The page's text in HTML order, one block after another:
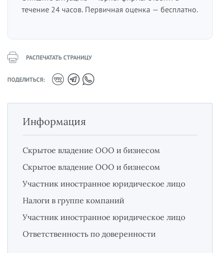
течение 24 часов. Первичная оценка — бесплатно.
РАСПЕЧАТАТЬ СТРАНИЦУ
ПОДЕЛИТЬСЯ:
Информация
Скрытое владение ООО и бизнесом
Скрытое владение ООО и бизнесом
Участник иностранное юридическое лицо
Налоги в группе компаний
Участник иностранное юридическое лицо
Ответственность по доверенности